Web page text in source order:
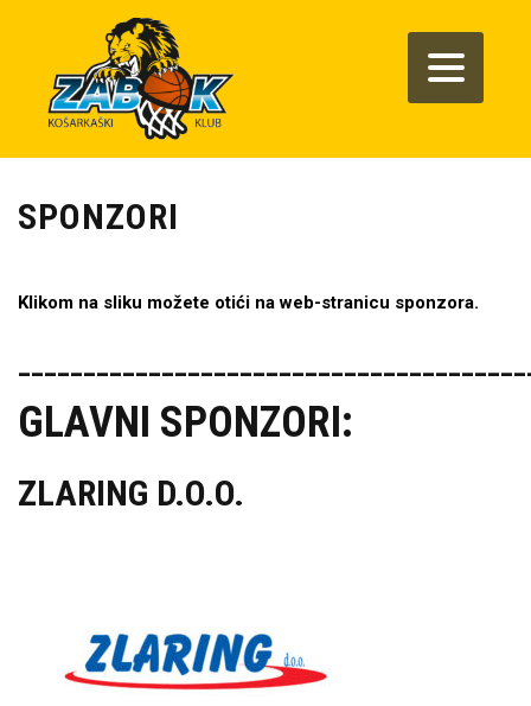
SPONZORI
Klikom na sliku možete otići na web-stranicu sponzora.
GLAVNI SPONZORI:
ZLARING D.O.O.